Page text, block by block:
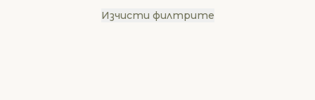
Изчисти филтрите